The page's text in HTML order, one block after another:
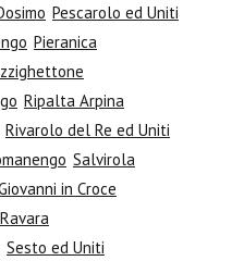
Pescarolo ed Uniti
Pieranica
Ripalta Arpina
Rivarolo del Re ed Uniti
Salvirola
in Croce
Sesto ed Uniti